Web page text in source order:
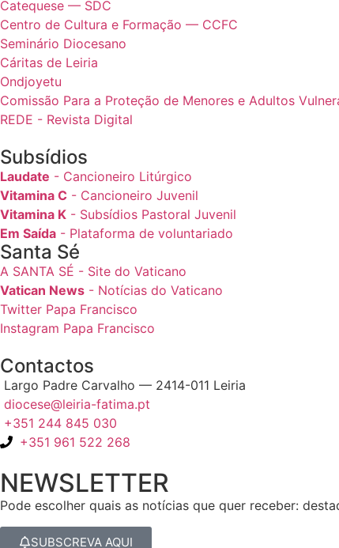
Catequese — SDC
Centro de Cultura e Formação — CCFC
Seminário Diocesano
Cáritas de Leiria
Ondjoyetu
Comissão Para a Proteção de Menores e Adultos
REDE - Revista Digital
Subsídios
Laudate - Cancioneiro Litúrgico
Vitamina C - Cancioneiro Juvenil
Vitamina K - Subsídios Pastoral Juvenil
Em Saída - Plataforma de voluntariado
Santa Sé
A SANTA SÉ - Site do Vaticano
Vatican News - Notícias do Vaticano
Twitter Papa Francisco
Instagram Papa Francisco
Contactos
Largo Padre Carvalho — 2414-011 Leiria
diocese@leiria-fatima.pt
+351 244 845 030
+351 961 522 268
NEWSLETTER
Pode escolher quais as notícias que quer receber:
SUBSCREVA AQUI